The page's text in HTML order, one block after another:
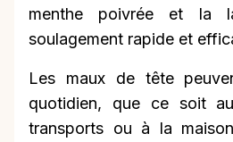
menthe poivrée et la
soulagement rapide et
Les maux de tête
quotidien, que ce soit
transports ou à la